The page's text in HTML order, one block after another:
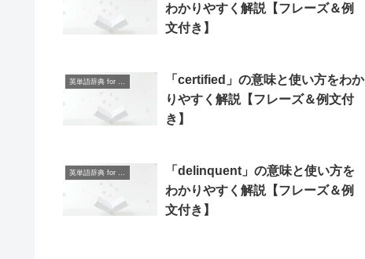
わかりやすく解説【フレーズ＆例
文付き】
英単語辞典 for Beginners
「certified」の意味と使い方をわか
りやすく解説【フレーズ＆例文付
き】
英単語辞典 for Beginners
「delinquent」の意味と使い方を
わかりやすく解説【フレーズ＆例
文付き】